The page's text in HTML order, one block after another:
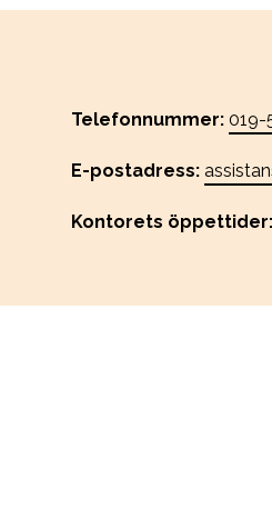
Telefonnummer: 019-
E-postadress:
Kontorets öppettider: